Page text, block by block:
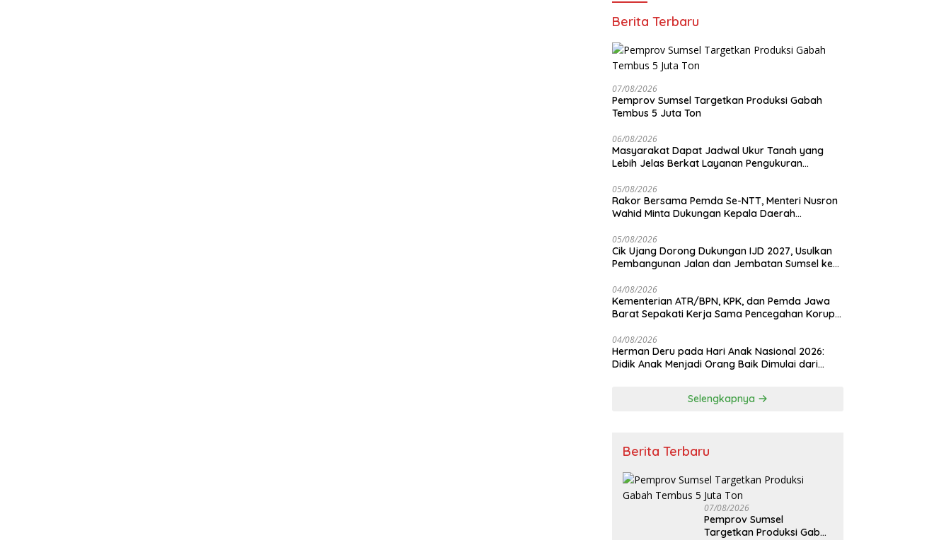
Berita Terbaru
07/08/2026
Pemprov Sumsel Targetkan Produksi Gabah
Tembus 5 Juta Ton
06/08/2026
Masyarakat Dapat Jadwal Ukur Tanah yang
Lebih Jelas Berkat Layanan Pengukuran
05/08/2026
Rakor Bersama Pemda Se-NTT, Menteri Nusron
Wahid Minta Dukungan Kepala Daerah
05/08/2026
Cik Ujang Dorong Dukungan IJD 2027, Usulkan
Pembangunan Jalan dan Jembatan Sumsel ke
04/08/2026
Kementerian ATR/BPN, KPK, dan Pemda Jawa
Barat Sepakati Kerja Sama Pencegahan Korupsi
04/08/2026
Herman Deru pada Hari Anak Nasional 2026:
Didik Anak Menjadi Orang Baik Dimulai dari
Selengkapnya
Berita Terbaru
07/08/2026
Pemprov Sumsel
Targetkan Produksi Gabah